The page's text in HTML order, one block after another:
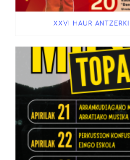
XXVI HAUR ANTZERKI